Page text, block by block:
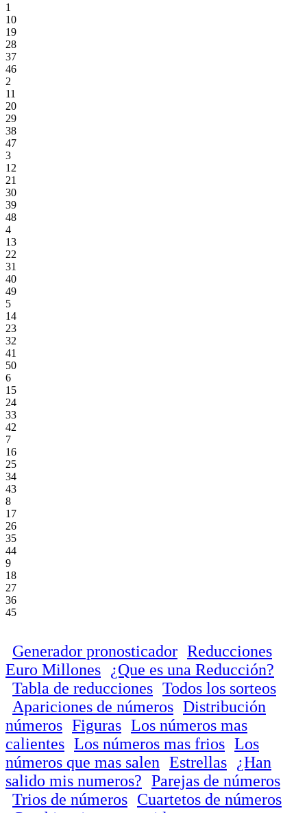
1
10
19
28
37
46
2
11
20
29
38
47
3
12
21
30
39
48
4
13
22
31
40
49
5
14
23
32
41
50
6
15
24
33
42
7
16
25
34
43
8
17
26
35
44
9
18
27
36
45
Generador pronosticador Reducciones
Euro Millones
¿Que es una Reducción?
Tabla de reducciones Todos los sorteos
Apariciones de números Distribución
números Figuras Los números mas
calientes Los números mas frios Los
números que mas salen Estrellas
¿Han
salido mis numeros? Parejas de números
Trios de números Cuartetos de números